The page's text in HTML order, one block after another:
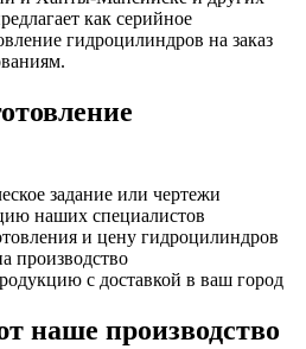
как серийное
гидроцилиндров на заказ
задание или чертежи
наших специалистов
и цену гидроцилиндров
производство
с доставкой в ваш город
наше производство